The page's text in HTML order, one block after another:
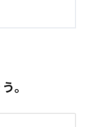
。